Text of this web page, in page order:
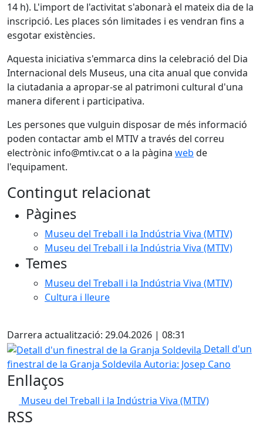
14 h). L'import de l'activitat s'abonarà el mateix dia de la
inscripció. Les places són limitades i es vendran fins a
esgotar existències.
Aquesta iniciativa s'emmarca dins la celebració del Dia
Internacional dels Museus, una cita anual que convida
la ciutadania a apropar-se al patrimoni cultural d'una
manera diferent i participativa.
Les persones que vulguin disposar de més informació
poden contactar amb el MTIV a través del correu
electrònic info@mtiv.cat o a la pàgina web de
l'equipament.
Contingut relacionat
Pàgines
Museu del Treball i la Indústria Viva (MTIV)
Museu del Treball i la Indústria Viva (MTIV)
Temes
Museu del Treball i la Indústria Viva (MTIV)
Cultura i lleure
Darrera actualització: 29.04.2026 | 08:31
Detall d'un finestral de la Granja Soldevila
Detall d'un
finestral de la Granja Soldevila Autoria: Josep Cano
Enllaços
Museu del Treball i la Indústria Viva (MTIV)
RSS